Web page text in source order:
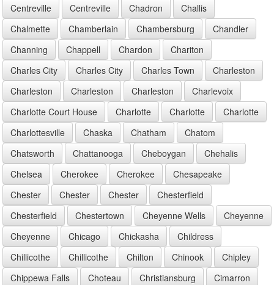
Centreville
Centreville Chadron
Challis
Chalmette
Chamberlain Chambersburg
Chandler
Channing
Chappell Chardon
Chariton
Charles City
Charles City Charles Town
Charleston
Charleston
Charleston Charleston
Charlevoix
Charlotte Court House
Charlotte Charlotte
Charlotte
Charlottesville
Chaska Chatham
Chatom
Chatsworth
Chattanooga Cheboygan
Chehalis
Chelsea
Cherokee Cherokee
Chesapeake
Chester
Chester Chester
Chesterfield
Chesterfield
Chestertown Cheyenne Wells
Cheyenne
Cheyenne
Chicago Chickasha
Childress
Chillicothe
Chillicothe Chilton Chinook
Chipley
Chippewa Falls
Choteau Christiansburg
Cimarron